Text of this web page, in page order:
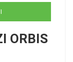
ORBIS